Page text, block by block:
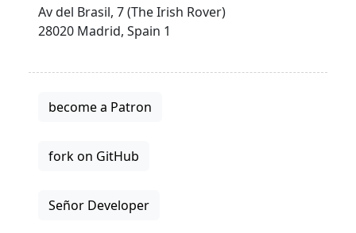
Av del Brasil, 7 (The Irish Rover)
28020 Madrid, Spain 1
become a Patron
fork on GitHub
Señor Developer